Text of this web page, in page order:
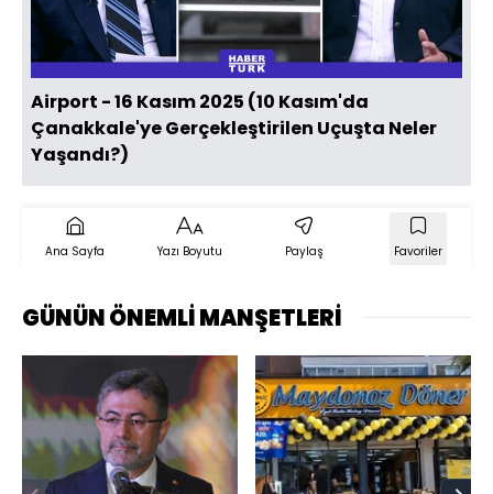
Oynat
Airport - 16 Kasım 2025 (10 Kasım'da
Çanakkale'ye Gerçekleştirilen Uçuşta Neler
Yaşandı?)
Ana Sayfa Yazı Boyutu Paylaş Favoriler
GÜNÜN ÖNEMLİ MANŞETLERİ